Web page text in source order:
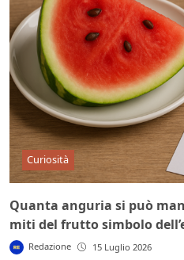
Curiosità
Quanta anguria si può
miti del frutto simbolo
Redazione 15 Luglio 2026